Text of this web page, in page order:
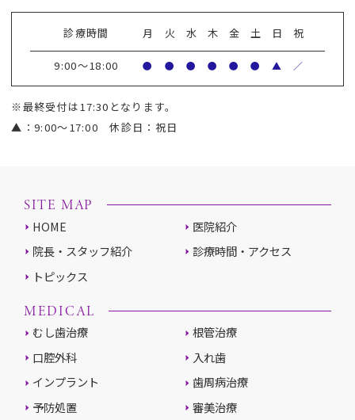
診療時間 月 火 水 木 金 土 日 祝
9:00～18:00 ● ● ● ● ● ● ▲ ／
※最終受付は17:30となります。
▲：9:00～17:00 休診日：祝日
SITE MAP
HOME
医院紹介
院長・スタッフ紹介
診療時間・アクセス
トピックス
MEDICAL
むし歯治療
根管治療
口腔外科
入れ歯
インプラント
歯周病治療
予防処置
審美治療